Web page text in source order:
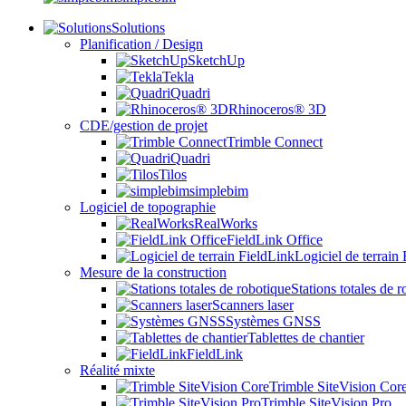
Solutions
Planification / Design
SketchUp
Tekla
Quadri
Rhinoceros® 3D
CDE/gestion de projet
Trimble Connect
Quadri
Tilos
simplebim
Logiciel de topographie
RealWorks
FieldLink Office
Logiciel de terrain
Mesure de la construction
Stations totales de
Scanners laser
Systèmes GNSS
Tablettes de chantier
FieldLink
Réalité mixte
Trimble SiteVision
Trimble SiteVision Pro